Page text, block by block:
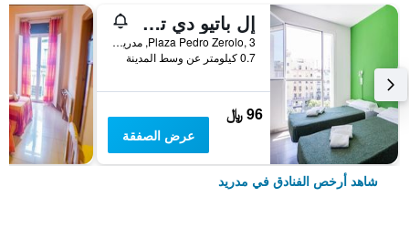
إل باتيو دي تشويكا - هوستل
Plaza Pedro Zerolo, 3, مدريد, أسبانيا
0.7 كيلومتر عن وسط المدينة
96 ﷼
عرض الصفقة
شاهد أرخص الفنادق في مدريد